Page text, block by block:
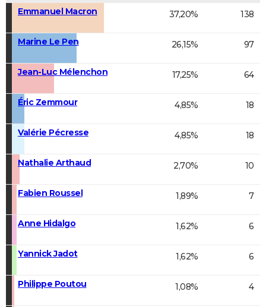
Emmanuel Macron
37,20% 138
Marine Le Pen 26,15% 97
Jean-Luc Mélenchon 17,25% 64
Éric Zemmour 4,85% 18
Valérie Pécresse 4,85% 18
Nathalie Arthaud 2,70% 10
Fabien Roussel 1,89% 7
Anne Hidalgo 1,62% 6
Yannick Jadot 1,62% 6
Philippe Poutou 1,08% 4